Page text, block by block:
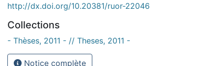
http://dx.doi.org/10.20381/ruor-22046
Collections
- Thèses, 2011 - // Theses, 2011 -
Notice complète